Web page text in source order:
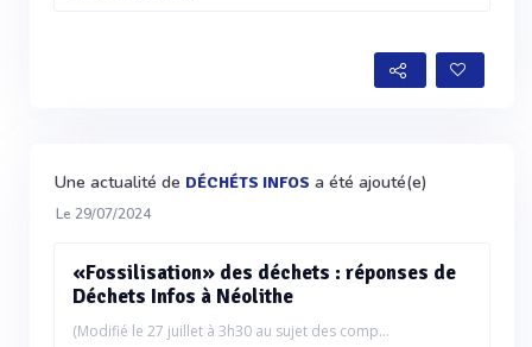
Une actualité de DÉCHÉTS INFOS a été ajouté(e)
Le 29/07/2024
«Fossilisation» des déchets : réponses de
Déchets Infos à Néolithe
(Modifié le 27 juillet à 3h30 au sujet des comp...